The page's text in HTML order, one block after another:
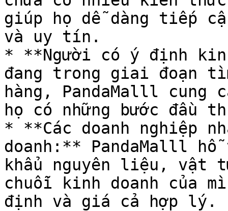
giúp họ dễ dàng tiếp
và uy tín.
* **Người có ý định
đang trong giai đoạn
hàng, PandaMalll
họ có những bước đầu
* **Các doanh nghiệp
doanh:** PandaMalll
khẩu nguyên liệu, vật
chuỗi kinh doanh của
định và giá cả hợp lý.